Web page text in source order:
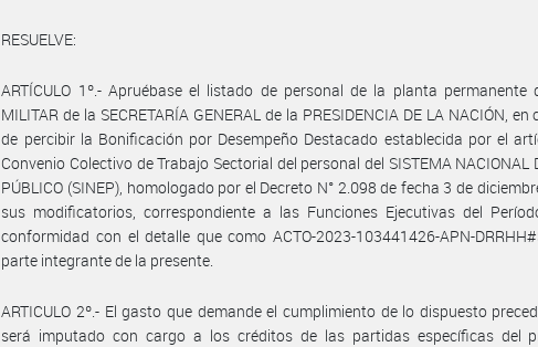
RESUELVE:
ARTÍCULO 1º.- Apruébase el listado de personal de la planta permanente
MILITAR de la SECRETARÍA GENERAL de la PRESIDENCIA DE LA NACIÓN,
de percibir la Bonificación por Desempeño Destacado establecida por el
Convenio Colectivo de Trabajo Sectorial del personal del SISTEMA NACIONAL
PÚBLICO (SINEP), homologado por el Decreto N° 2.098 de fecha 3 de
sus modificatorios, correspondiente a las Funciones Ejecutivas del
conformidad con el detalle que como ACTO-2023-103441426-APN-
parte integrante de la presente.
ARTICULO 2º.- El gasto que demande el cumplimiento de lo dispuesto
será imputado con cargo a los créditos de las partidas específicas del